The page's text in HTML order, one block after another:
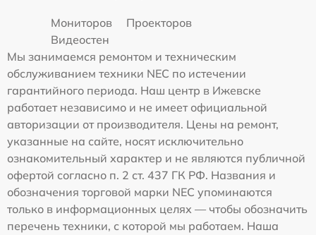
Мониторов
Проекторов
Видеостен
Мы занимаемся ремонтом и техническим
обслуживанием техники NEC по истечении
гарантийного периода. Наш центр в Ижевске
работает независимо и не имеет официальной
авторизации от производителя. Цены на ремонт,
указанные на сайте, носят исключительно
ознакомительный характер и не являются публичной
офертой согласно п. 2 ст. 437 ГК РФ. Названия и
обозначения торговой марки NEC упоминаются
только в информационных целях — чтобы обозначить
перечень техники, с которой мы работаем. Наша